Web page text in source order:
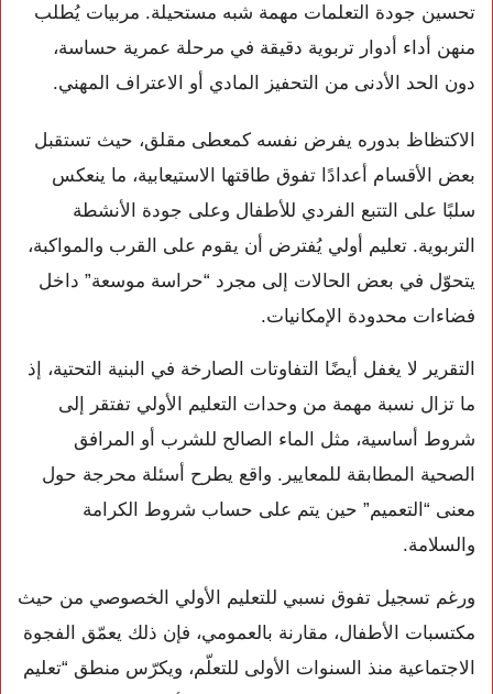
تحسين جودة التعلمات مهمة شبه مستحيلة. مربيات يُطلب
منهن أداء أدوار تربوية دقيقة في مرحلة عمرية حساسة،
دون الحد الأدنى من التحفيز المادي أو الاعتراف المهني.
الاكتظاظ بدوره يفرض نفسه كمعطى مقلق، حيث تستقبل
بعض الأقسام أعدادًا تفوق طاقتها الاستيعابية، ما ينعكس
سلبًا على التتبع الفردي للأطفال وعلى جودة الأنشطة
التربوية. تعليم أولي يُفترض أن يقوم على القرب والمواكبة،
يتحوّل في بعض الحالات إلى مجرد “حراسة موسعة” داخل
فضاءات محدودة الإمكانيات.
التقرير لا يغفل أيضًا التفاوتات الصارخة في البنية التحتية، إذ
ما تزال نسبة مهمة من وحدات التعليم الأولي تفتقر إلى
شروط أساسية، مثل الماء الصالح للشرب أو المرافق
الصحية المطابقة للمعايير. واقع يطرح أسئلة محرجة حول
معنى “التعميم” حين يتم على حساب شروط الكرامة
والسلامة.
ورغم تسجيل تفوق نسبي للتعليم الأولي الخصوصي من حيث
مكتسبات الأطفال، مقارنة بالعمومي، فإن ذلك يعمّق الفجوة
الاجتماعية منذ السنوات الأولى للتعلّم، ويكرّس منطق “تعليم